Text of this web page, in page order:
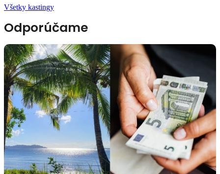
Všetky kastingy
Odporúčame